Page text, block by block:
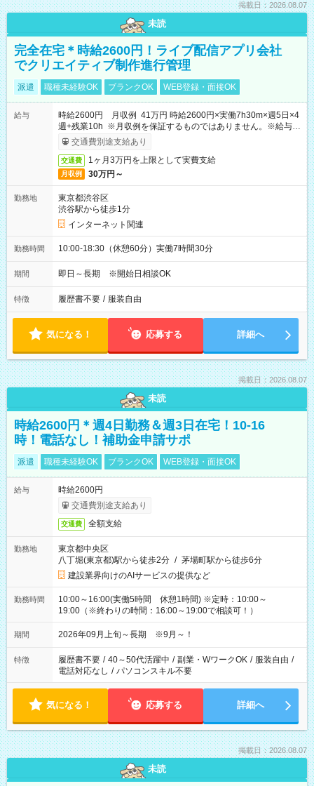
掲載日：2026.08.07
未読
完全在宅＊時給2600円！ライブ配信アプリ会社
でクリエイティブ制作進行管理
派遣 職種未経験OK ブランクOK WEB登録・面接OK
給与
時給2600円 月収例 41万円 時給2600円×実働7h30m×週5日×4
週+残業10h ※月収例を保証するものではありません。※給与即
受取りサービス利用可（利用条件有）
交通費別途支給あり
交通費 1ヶ月3万円を上限として実費支給
月収例 30万円～
勤務地
東京都渋谷区
渋谷駅から徒歩1分
インターネット関連
勤務時間 10:00-18:30（休憩60分）実働7時間30分
期間 即日～長期 ※開始日相談OK
特徴 履歴書不要 / 服装自由
気になる！ 応募する 詳細へ
掲載日：2026.08.07
未読
時給2600円＊週4日勤務＆週3日在宅！10-16
時！電話なし！補助金申請サポ
派遣 職種未経験OK ブランクOK WEB登録・面接OK
給与
時給2600円
交通費別途支給あり
交通費 全額支給
勤務地
東京都中央区
八丁堀(東京都)駅から徒歩2分 / 茅場町駅から徒歩6分
建設業界向けのAIサービスの提供など
勤務時間
10:00～16:00(実働5時間 休憩1時間) ※定時：10:00～
19:00（※終わりの時間：16:00～19:00で相談可！）
期間 2026年09月上旬～長期 ※9月～！
特徴 履歴書不要 / 40～50代活躍中 / 副業・WワークOK / 服装自由 /
電話対応なし / パソコンスキル不要
気になる！ 応募する 詳細へ
掲載日：2026.08.07
未読